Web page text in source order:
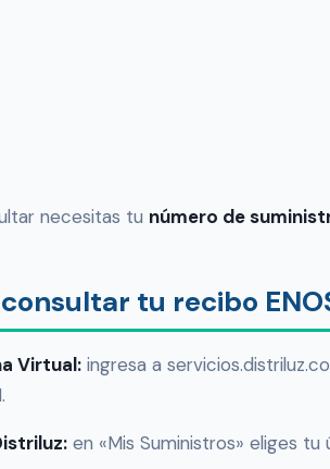
necesitas tu número de
tu recibo
Virtual: ingresa a
en «Mis Suministros» eliges tu